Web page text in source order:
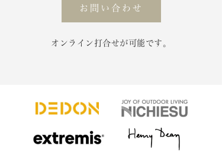
お問い合わせ
オンライン打合せが可能です。